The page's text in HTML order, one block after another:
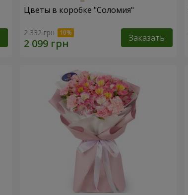
Цветы в коробке "Соломия"
2 332 грн Заказать